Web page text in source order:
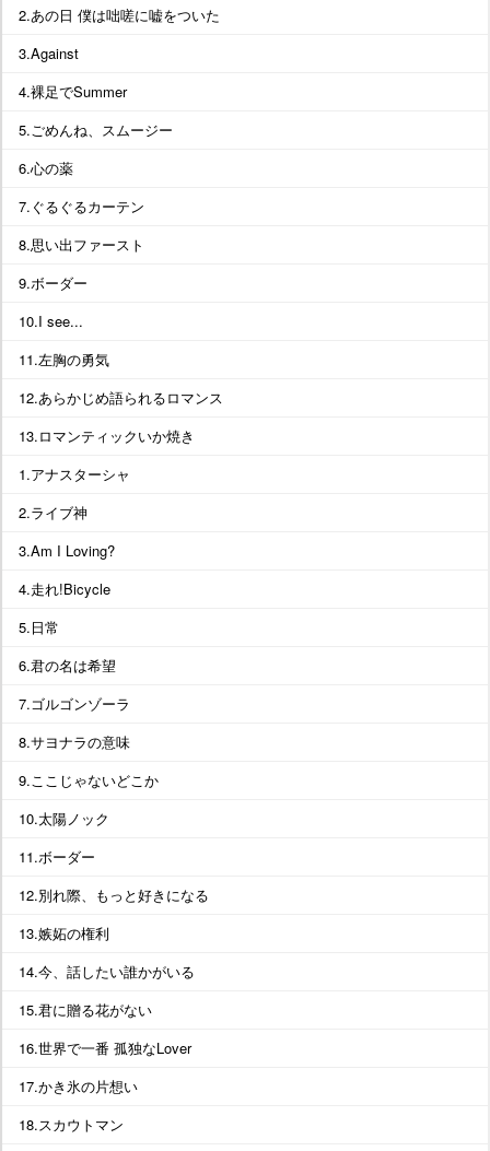
2.あの日 僕は咄嗟に嘘をついた
3.Against
4.裸足でSummer
5.ごめんね、スムージー
6.心の薬
7.ぐるぐるカーテン
8.思い出ファースト
9.ボーダー
10.I see...
11.左胸の勇気
12.あらかじめ語られるロマンス
13.ロマンティックいか焼き
1.アナスターシャ
2.ライブ神
3.Am I Loving?
4.走れ!Bicycle
5.日常
6.君の名は希望
7.ゴルゴンゾーラ
8.サヨナラの意味
9.ここじゃないどこか
10.太陽ノック
11.ボーダー
12.別れ際、もっと好きになる
13.嫉妬の権利
14.今、話したい誰かがいる
15.君に贈る花がない
16.世界で一番 孤独なLover
17.かき氷の片想い
18.スカウトマン